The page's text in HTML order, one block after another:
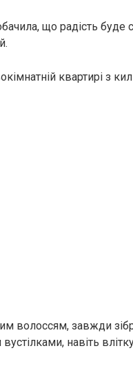
що радість буде
квартирі з
волоссям, завжди
навіть